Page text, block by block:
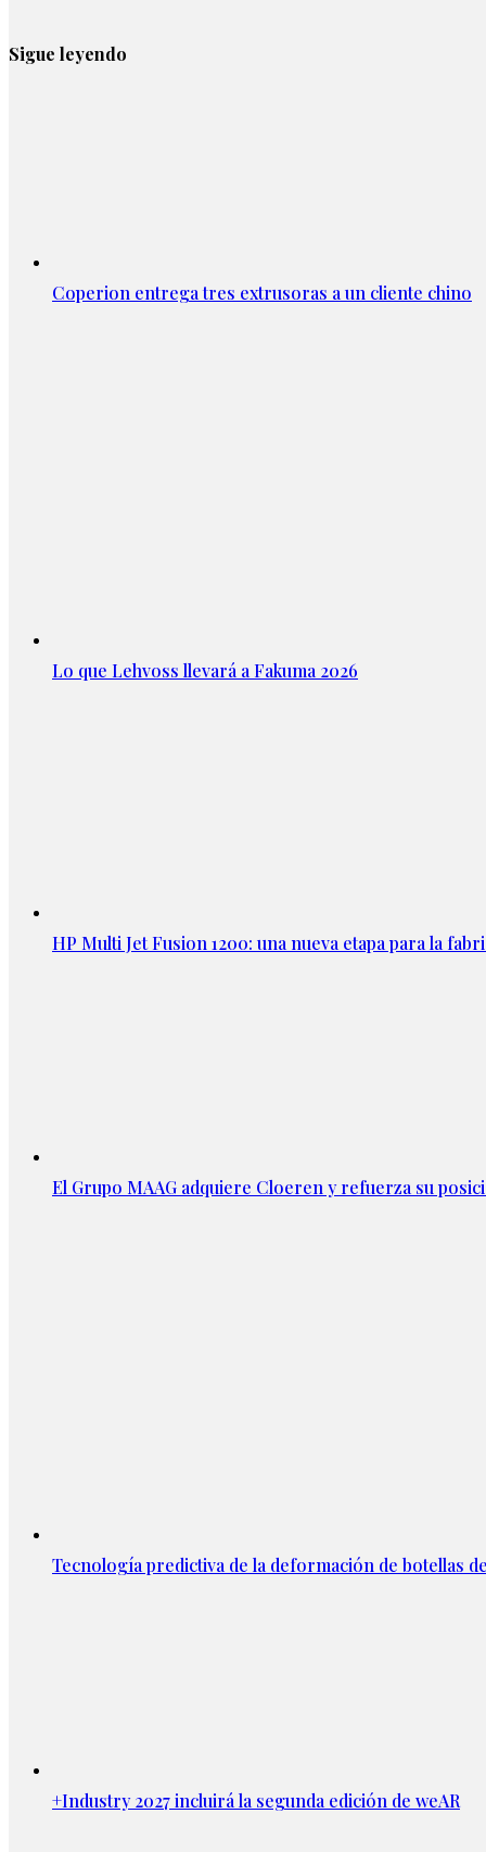
Sigue leyendo
Coperion entrega tres extrusoras a un cliente chino
Lo que Lehvoss llevará a Fakuma 2026
HP Multi Jet Fusion 1200: una nueva etapa para la
El Grupo MAAG adquiere Cloeren y refuerza su
Tecnología predictiva de la deformación de botellas
+Industry 2027 incluirá la segunda edición de weAR